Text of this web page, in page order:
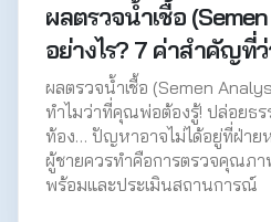
ผลตรวจน้ำเชื้อ
อย่างไร? 7 ค่าสำคัญ
ผลตรวจน้ำเชื้อ (Semen
ทำไมว่าที่คุณพ่อต้องรู้! ปล่อยธร
ท้อง… ปัญหาอาจไม่ได้อยู่ที่ฝ่าย
ผู้ชายควรทำคือการตรวจคุณภา
พร้อมและประเมินสถานการณ์